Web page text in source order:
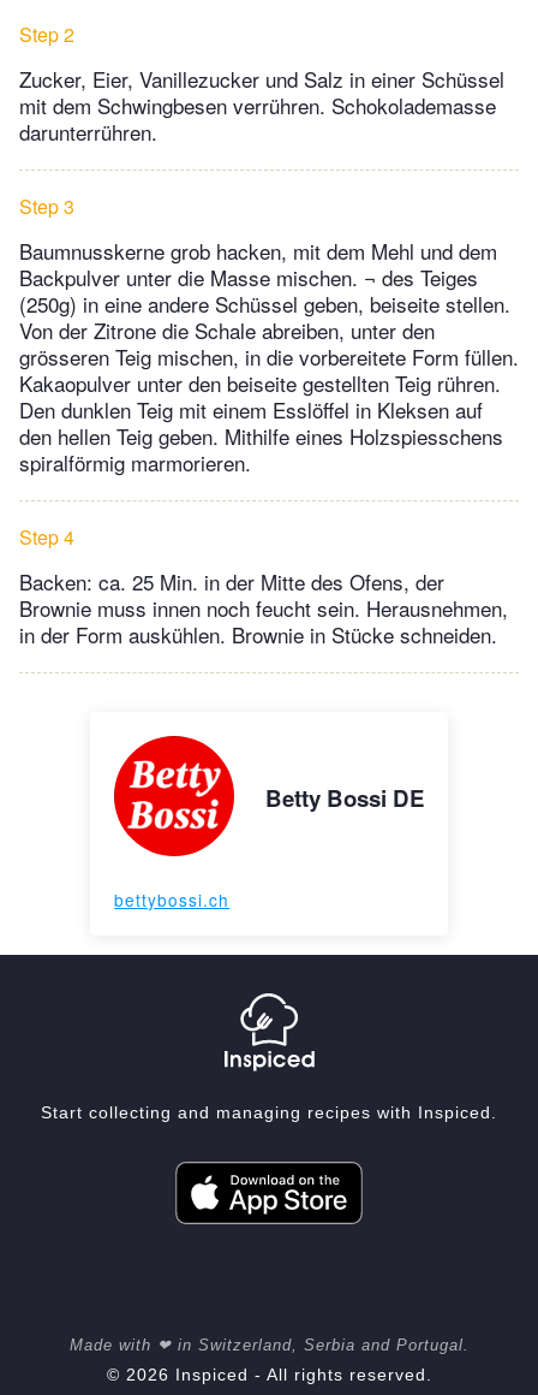
Step 2
Zucker, Eier, Vanillezucker und Salz in einer Schüssel
mit dem Schwingbesen verrühren. Schokolademasse
darunterrühren.
Step 3
Baumnusskerne grob hacken, mit dem Mehl und dem
Backpulver unter die Masse mischen. ¬ des Teiges
(250g) in eine andere Schüssel geben, beiseite stellen.
Von der Zitrone die Schale abreiben, unter den
grösseren Teig mischen, in die vorbereitete Form füllen.
Kakaopulver unter den beiseite gestellten Teig rühren.
Den dunklen Teig mit einem Esslöffel in Kleksen auf
den hellen Teig geben. Mithilfe eines Holzspiesschens
spiralförmig marmorieren.
Step 4
Backen: ca. 25 Min. in der Mitte des Ofens, der
Brownie muss innen noch feucht sein. Herausnehmen,
in der Form auskühlen. Brownie in Stücke schneiden.
Betty Bossi DE
bettybossi.ch
Start collecting and managing recipes with Inspiced.
Made with ❤ in Switzerland, Serbia and Portugal.
© 2026 Inspiced - All rights reserved.